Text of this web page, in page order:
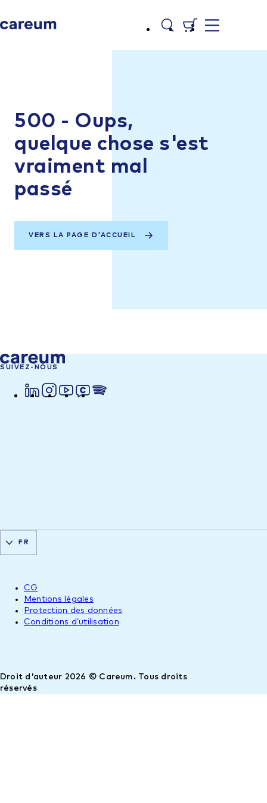
500 - Oups,
quelque chose s'est
vraiment mal
passé
VERS LA PAGE D'ACCUEIL
SUIVEZ-NOUS
Droit d'auteur 2026 © Careum. Tous droits
réservés
CG
Mentions légales
Protection des données
Conditions d’utilisation
FR